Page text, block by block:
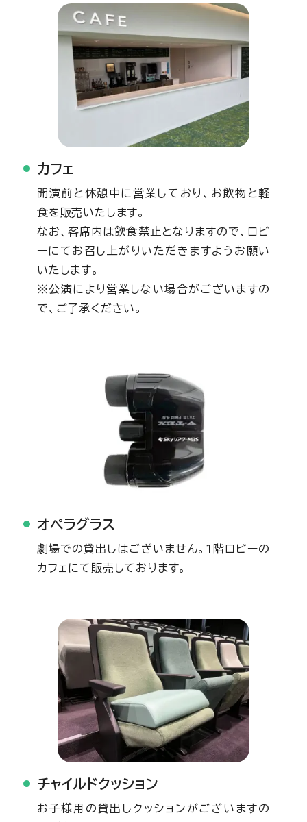
カフェ
開演前と休憩中に営業しており、お飲物と軽
食を販売いたします。
なお、客席内は飲食禁止となりますので、ロビ
ーにてお召し上がりいただきますようお願い
いたします。
※公演により営業しない場合がございますの
で、ご了承ください。
オペラグラス
劇場での貸出しはございません。1階ロビーの
カフェにて販売しております。
チャイルドクッション
お子様用の貸出しクッションがございますの